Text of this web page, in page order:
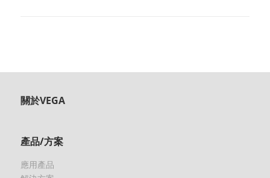
關於VEGA
產品/方案
應用產品